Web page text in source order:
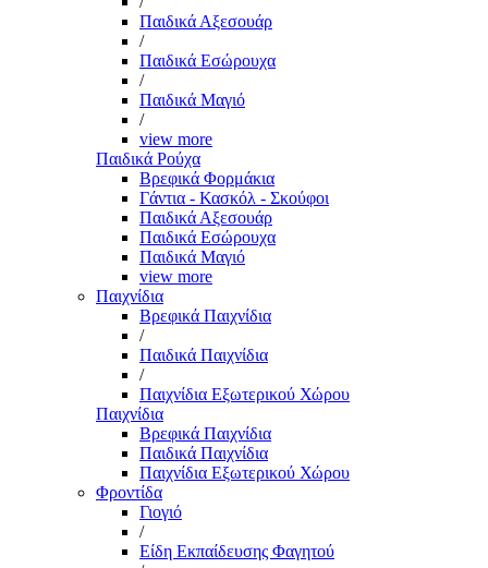
Παιδικά Αξεσουάρ
/
Παιδικά Εσώρουχα
/
Παιδικά Μαγιό
/
view more
Παιδικά Ρούχα
Βρεφικά Φορμάκια
Γάντια - Κασκόλ - Σκούφοι
Παιδικά Αξεσουάρ
Παιδικά Εσώρουχα
Παιδικά Μαγιό
view more
Παιχνίδια
Βρεφικά Παιχνίδια
/
Παιδικά Παιχνίδια
/
Παιχνίδια Εξωτερικού Χώρου
Παιχνίδια
Βρεφικά Παιχνίδια
Παιδικά Παιχνίδια
Παιχνίδια Εξωτερικού Χώρου
Φροντίδα
Γιογιό
/
Είδη Εκπαίδευσης Φαγητού